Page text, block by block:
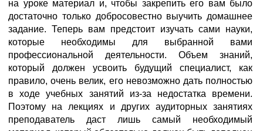
на уроке материал и, чтобы закрепить его вам было
достаточно только добросовестно выучить домашнее
задание. Теперь вам предстоит изучать сами науки,
которые необходимы для выбранной вами
профессиональной деятельности. Объем знаний,
который должен усвоить будущий специалист, как
правило, очень велик, его невозможно дать полностью
в ходе учебных занятий из-за недостатка времени.
Поэтому на лекциях и других аудиторных занятиях
преподаватель даст лишь самый необходимый